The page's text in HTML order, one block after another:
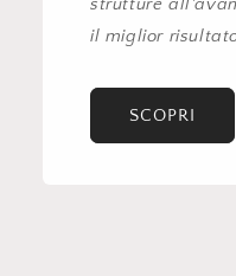
strutture
il miglior
SCOPRI